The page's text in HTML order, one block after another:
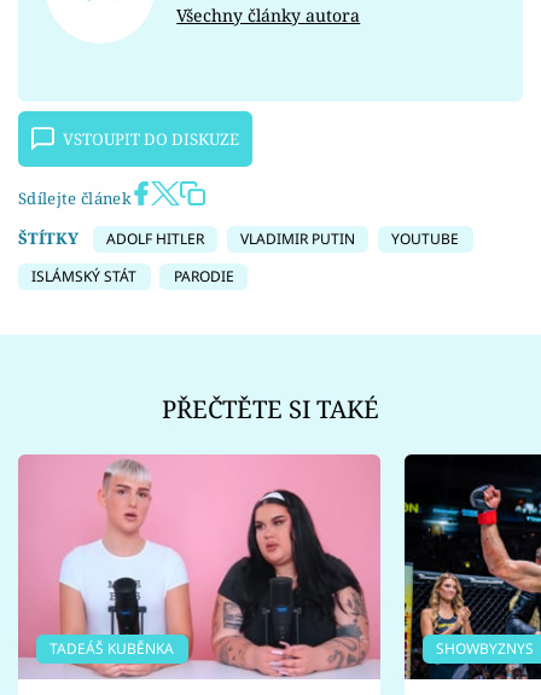
Všechny články autora
VSTOUPIT DO DISKUZE
Sdílejte článek
ŠTÍTKY
ADOLF HITLER VLADIMIR PUTIN
YOUTUBE
ISLÁMSKÝ STÁT
PARODIE
PŘEČTĚTE SI TAKÉ
TADEÁŠ KUBĚNKA SHOWBYZNYS